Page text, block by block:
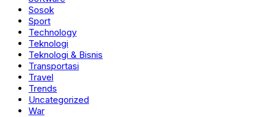
Sosok
Sport
Technology
Teknologi
Teknologi & Bisnis
Transportasi
Travel
Trends
Uncategorized
War